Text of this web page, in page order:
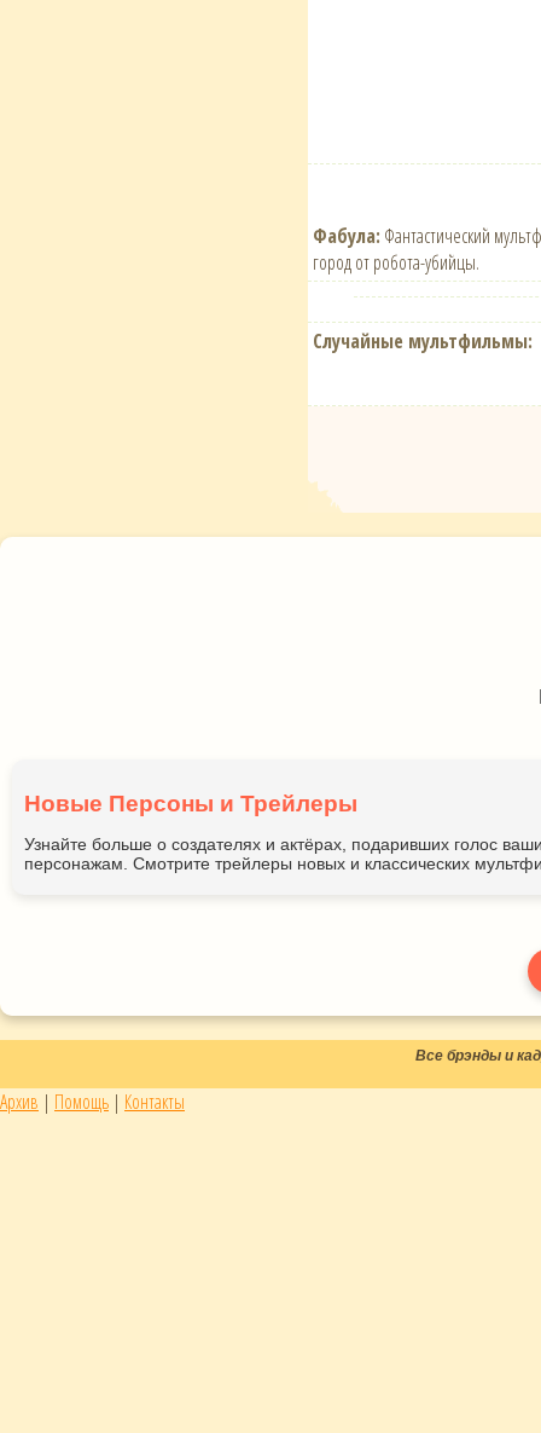
Фабула: Фантастический
город от робота-убийцы.
Случайные мультфильмы:
Новые Персоны и Трейлеры
Узнайте больше о создателях и актёрах, подаривших голос
персонажам. Смотрите трейлеры новых и классических
Все брэнды и
Архив | Помощь | Контакты